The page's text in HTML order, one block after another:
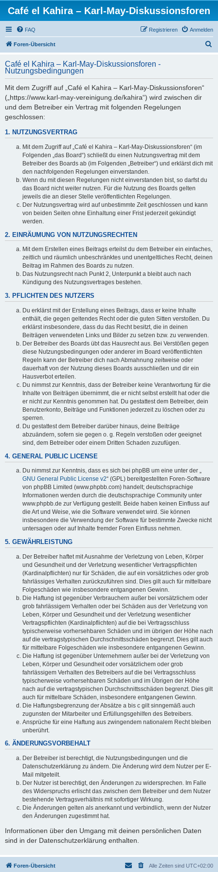
Café el Kahira – Karl-May-Diskussionsforen
FAQ Anmelden
Registrieren
Foren-Übersicht
h
Café el Kahira – Karl-May-Diskussionsforen -
Nutzungsbedingungen
Mit dem Zugriff auf „Café el Kahira – Karl-May-Diskussionsforen“
(„https://www.karl-may-vereinigung.de/kahira“) wird zwischen dir
und dem Betreiber ein Vertrag mit folgenden Regelungen
geschlossen:
1. NUTZUNGSVERTRAG
Mit dem Zugriff auf „Café el Kahira – Karl-May-Diskussionsforen“ (im
Folgenden „das Board“) schließt du einen Nutzungsvertrag mit dem
Betreiber des Boards ab (im Folgenden „Betreiber“) und erklärst dich mit
den nachfolgenden Regelungen einverstanden.
Wenn du mit diesen Regelungen nicht einverstanden bist, so darfst du
das Board nicht weiter nutzen. Für die Nutzung des Boards gelten
jeweils die an dieser Stelle veröffentlichten Regelungen.
Der Nutzungsvertrag wird auf unbestimmte Zeit geschlossen und kann
von beiden Seiten ohne Einhaltung einer Frist jederzeit gekündigt
werden.
2. EINRÄUMUNG VON NUTZUNGSRECHTEN
Mit dem Erstellen eines Beitrags erteilst du dem Betreiber ein einfaches,
zeitlich und räumlich unbeschränktes und unentgeltliches Recht, deinen
Beitrag im Rahmen des Boards zu nutzen.
Das Nutzungsrecht nach Punkt 2, Unterpunkt a bleibt auch nach
Kündigung des Nutzungsvertrages bestehen.
3. PFLICHTEN DES NUTZERS
Du erklärst mit der Erstellung eines Beitrags, dass er keine Inhalte
enthält, die gegen geltendes Recht oder die guten Sitten verstoßen. Du
erklärst insbesondere, dass du das Recht besitzt, die in deinen
Beiträgen verwendeten Links und Bilder zu setzen bzw. zu verwenden.
Der Betreiber des Boards übt das Hausrecht aus. Bei Verstößen gegen
diese Nutzungsbedingungen oder anderer im Board veröffentlichten
Regeln kann der Betreiber dich nach Abmahnung zeitweise oder
dauerhaft von der Nutzung dieses Boards ausschließen und dir ein
Hausverbot erteilen.
Du nimmst zur Kenntnis, dass der Betreiber keine Verantwortung für die
Inhalte von Beiträgen übernimmt, die er nicht selbst erstellt hat oder die
er nicht zur Kenntnis genommen hat. Du gestattest dem Betreiber, dein
Benutzerkonto, Beiträge und Funktionen jederzeit zu löschen oder zu
sperren.
Du gestattest dem Betreiber darüber hinaus, deine Beiträge
abzuändern, sofern sie gegen o. g. Regeln verstoßen oder geeignet
sind, dem Betreiber oder einem Dritten Schaden zuzufügen.
4. GENERAL PUBLIC LICENSE
Du nimmst zur Kenntnis, dass es sich bei phpBB um eine unter der „
GNU General Public License v2“ (GPL) bereitgestellten Foren-Software
von phpBB Limited (www.phpbb.com) handelt; deutschsprachige
Informationen werden durch die deutschsprachige Community unter
www.phpbb.de zur Verfügung gestellt. Beide haben keinen Einfluss auf
die Art und Weise, wie die Software verwendet wird. Sie können
insbesondere die Verwendung der Software für bestimmte Zwecke nicht
untersagen oder auf Inhalte fremder Foren Einfluss nehmen.
5. GEWÄHRLEISTUNG
Der Betreiber haftet mit Ausnahme der Verletzung von Leben, Körper
und Gesundheit und der Verletzung wesentlicher Vertragspflichten
(Kardinalpflichten) nur für Schäden, die auf ein vorsätzliches oder grob
fahrlässiges Verhalten zurückzuführen sind. Dies gilt auch für mittelbare
Folgeschäden wie insbesondere entgangenen Gewinn.
Die Haftung ist gegenüber Verbrauchern außer bei vorsätzlichem oder
grob fahrlässigem Verhalten oder bei Schäden aus der Verletzung von
Leben, Körper und Gesundheit und der Verletzung wesentlicher
Vertragspflichten (Kardinalpflichten) auf die bei Vertragsschluss
typischerweise vorhersehbaren Schäden und im übrigen der Höhe nach
auf die vertragstypischen Durchschnittsschäden begrenzt. Dies gilt auch
für mittelbare Folgeschäden wie insbesondere entgangenen Gewinn.
Die Haftung ist gegenüber Unternehmern außer bei der Verletzung von
Leben, Körper und Gesundheit oder vorsätzlichem oder grob
fahrlässigem Verhalten des Betreibers auf die bei Vertragsschluss
typischerweise vorhersehbaren Schäden und im Übrigen der Höhe
nach auf die vertragstypischen Durchschnittsschäden begrenzt. Dies gilt
auch für mittelbare Schäden, insbesondere entgangenen Gewinn.
Die Haftungsbegrenzung der Absätze a bis c gilt sinngemäß auch
zugunsten der Mitarbeiter und Erfüllungsgehilfen des Betreibers.
Ansprüche für eine Haftung aus zwingendem nationalem Recht bleiben
unberührt.
6. ÄNDERUNGSVORBEHALT
Der Betreiber ist berechtigt, die Nutzungsbedingungen und die
Datenschutzerklärung zu ändern. Die Änderung wird dem Nutzer per E-
Mail mitgeteilt.
Der Nutzer ist berechtigt, den Änderungen zu widersprechen. Im Falle
des Widerspruchs erlischt das zwischen dem Betreiber und dem Nutzer
bestehende Vertragsverhältnis mit sofortiger Wirkung.
Die Änderungen gelten als anerkannt und verbindlich, wenn der Nutzer
den Änderungen zugestimmt hat.
Informationen über den Umgang mit deinen persönlichen Daten
sind in der Datenschutzerklärung enthalten.
Foren-Übersicht Alle Zeiten sind UTC+02:00